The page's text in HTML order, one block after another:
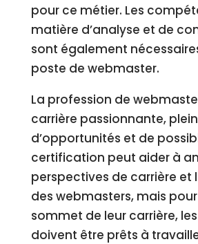
pour ce métier. Les
matière d’analyse et de
sont également
poste de webmaster.
La profession de
carrière passionnante,
d’opportunités et de
certification peut aider à
perspectives de carrière et
des webmasters, mais
sommet de leur carrière,
doivent être prêts à